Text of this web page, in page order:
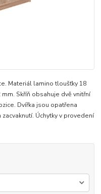
Materiál lamino tloušťky 18
Skříň obsahuje dvě vnitřní
Dvířka jsou opatřena
Úchytky v provedení